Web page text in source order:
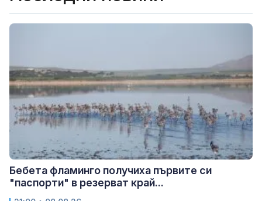
Бебета фламинго получиха първите си
"паспорти" в резерват край...